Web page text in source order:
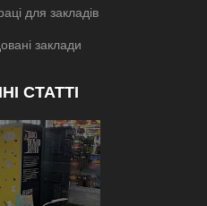
для закладів
заклади
СТАТТІ